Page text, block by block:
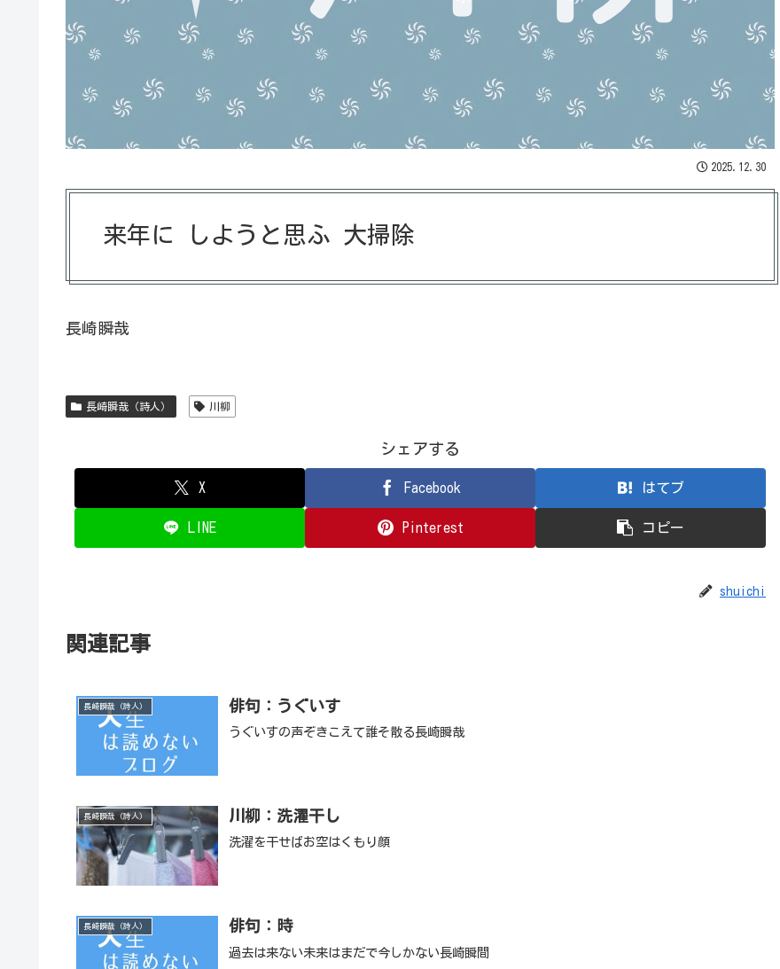
2025.12.30
来年に しようと思ふ 大掃除
長崎瞬哉
長崎瞬哉（詩人） 川柳
シェアする
X Facebook はてブ
LINE Pinterest コピー
shuichi
関連記事
長崎瞬哉（詩人） 俳句：うぐいす
うぐいすの声ぞきこえて誰そ散る長崎瞬哉
長崎瞬哉（詩人） 川柳：洗濯干し
洗濯を干せばお空はくもり顔
長崎瞬哉（詩人） 俳句：時
過去は来ない未来はまだで今しかない長崎瞬間